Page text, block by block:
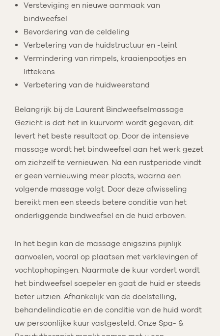
Versteviging en nieuwe aanmaak van
bindweefsel
Bevordering van de celdeling
Verbetering van de huidstructuur en -teint
Vermindering van rimpels, kraaienpootjes en
littekens
Verbetering van de huidweerstand
Belangrijk bij de Laurent Bindweefselmassage
Gezicht is dat het in kuurvorm wordt gegeven, dit
levert het beste resultaat op. Door de intensieve
massage wordt het bindweefsel aan het werk gezet
om zichzelf te vernieuwen. Na een rustperiode vindt
er geen vernieuwing meer plaats, waarna een
volgende massage volgt. Door deze afwisseling
bereikt men een steeds betere conditie van het
onderliggende bindweefsel en de huid erboven.
In het begin kan de massage enigszins pijnlijk
aanvoelen, vooral op plaatsen met verklevingen of
vochtophopingen. Naarmate de kuur vordert wordt
het bindweefsel soepeler en gaat de huid er steeds
beter uitzien. Afhankelijk van de doelstelling,
behandelindicatie en de conditie van de huid wordt
uw persoonlijke kuur vastgesteld. Onze Spa- &